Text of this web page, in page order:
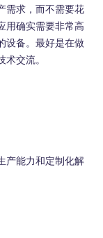
需求，而不需要花
用确实需要非常高
设备。最好是在做
交流。
能力和定制化解